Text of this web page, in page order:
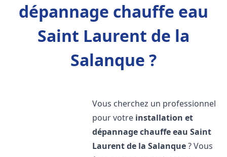
dépannage chauffe eau
Saint Laurent de la
Salanque ?
Vous cherchez un professionnel
pour votre installation et
dépannage chauffe eau Saint
Laurent de la Salanque? Vous